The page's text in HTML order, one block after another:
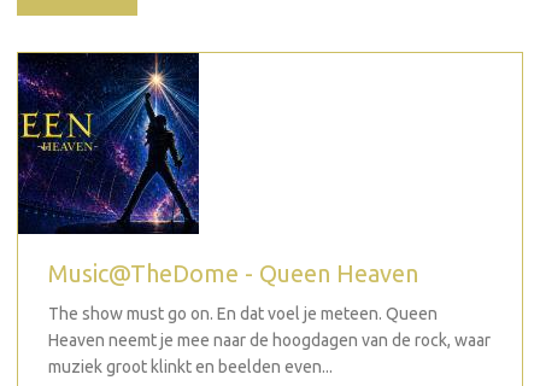
Music@TheDome - Queen Heaven
The show must go on. En dat voel je meteen. Queen
Heaven neemt je mee naar de hoogdagen van de rock, waar
muziek groot klinkt en beelden even...